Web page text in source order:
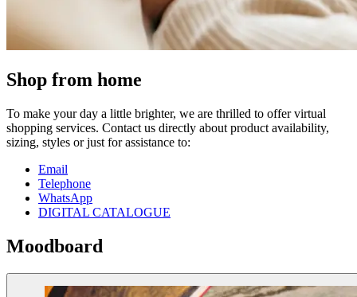
Shop from home
To make your day a little brighter, we are thrilled to offer virtual
shopping services. Contact us directly about product availability,
sizing, styles or just for assistance to:
Email
Telephone
WhatsApp
DIGITAL CATALOGUE
Moodboard